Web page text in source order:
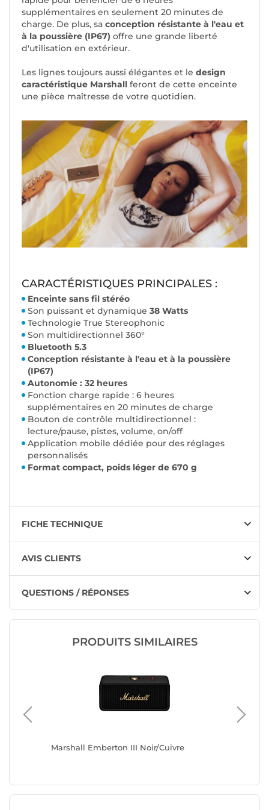
supplémentaires en seulement 20 minutes de
charge. De plus, sa conception résistante à l'eau et
à la poussière (IP67) offre une grande liberté
d'utilisation en extérieur.
Les lignes toujours aussi élégantes et le design
caractéristique Marshall feront de cette enceinte
une pièce maîtresse de votre quotidien.
CARACTÉRISTIQUES PRINCIPALES :
Enceinte sans fil stéréo
Son puissant et dynamique 38 Watts
Technologie True Stereophonic
Son multidirectionnel 360°
Bluetooth 5.3
Conception résistante à l'eau et à la poussière
(IP67)
Autonomie : 32 heures
Fonction charge rapide : 6 heures
supplémentaires en 20 minutes de charge
Bouton de contrôle multidirectionnel :
lecture/pause, pistes, volume, on/off
Application mobile dédiée pour des réglages
personnalisés
Format compact, poids léger de 670 g
FICHE TECHNIQUE
AVIS CLIENTS
QUESTIONS / RÉPONSES
PRODUITS SIMILAIRES
Marshall Emberton III Noir/Cuivre